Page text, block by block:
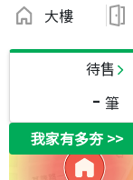
大樓
待售
- 筆
我家有多夯>>